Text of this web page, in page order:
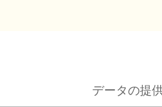
データの提